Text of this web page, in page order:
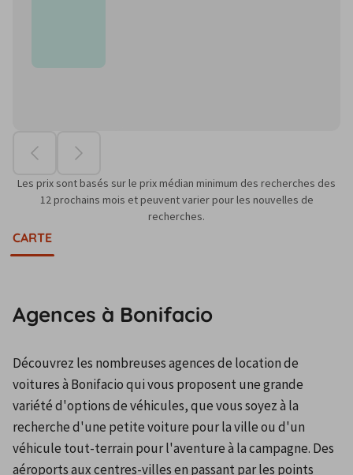
Les prix sont basés sur le prix médian minimum des recherches des
12 prochains mois et peuvent varier pour les nouvelles de
recherches.
CARTE
Agences à Bonifacio
Découvrez les nombreuses agences de location de
voitures à Bonifacio qui vous proposent une grande
variété d'options de véhicules, que vous soyez à la
recherche d'une petite voiture pour la ville ou d'un
véhicule tout-terrain pour l'aventure à la campagne. Des
aéroports aux centres-villes en passant par les points